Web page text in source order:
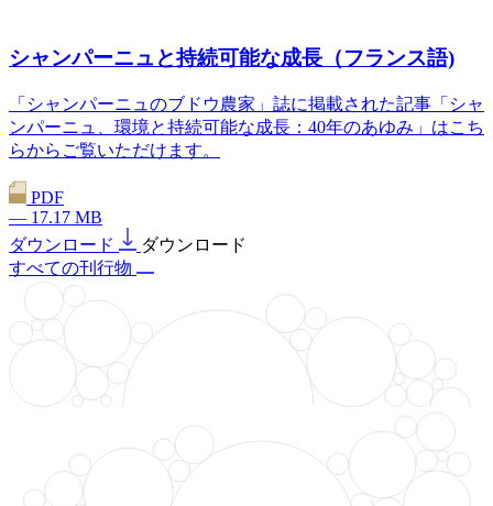
シャンパーニュと持続可能な成長（フランス語)
「シャンパーニュのブドウ農家」誌に掲載された記事「シャ
ンパーニュ、環境と持続可能な成長：40年のあゆみ」はこち
らからご覧いただけます。
PDF
— 17.17 MB
ダウンロード
ダウンロード
すべての刊行物